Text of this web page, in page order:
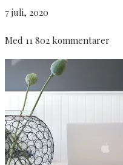
7 juli, 2020
Med 11 802 kommentarer